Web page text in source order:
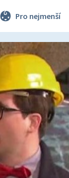
Pro nejmenší